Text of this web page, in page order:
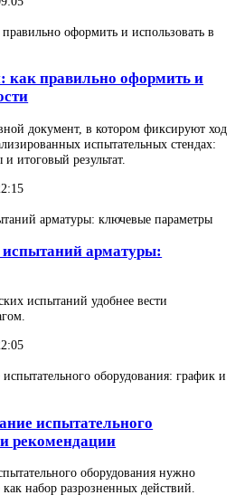
— базовый метод проверки
(испытательное давление, как
Пневматические
09:05
как правильно оформить
испытательных
и итоговый результат.
22:15
испытаний арматуры:
испытаний удобнее вести
шагом.
22:05